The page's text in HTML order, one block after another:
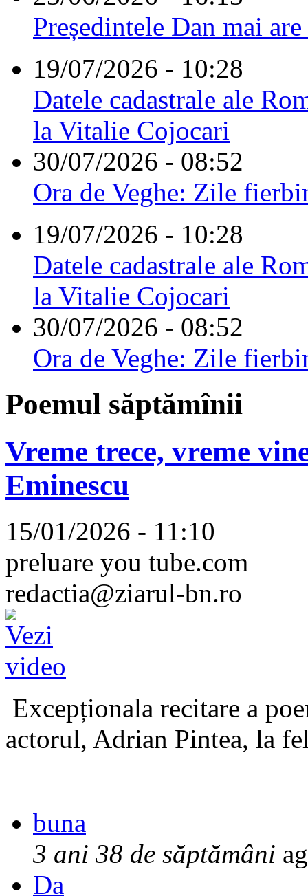
Președintele Dan mai
19/07/2026 - 10:28
Datele cadastrale ale
la Vitalie Cojocari
30/07/2026 - 08:52
Ora de Veghe: Zile
19/07/2026 - 10:28
Datele cadastrale ale
la Vitalie Cojocari
30/07/2026 - 08:52
Ora de Veghe: Zile
Poemul săptămînii
Vreme trece, vreme
Eminescu
15/01/2026 - 11:10
preluare you tube.com
redactia@ziarul-bn.ro
Excepționala recitare a
actorul, Adrian Pintea, la
buna
3 ani 38 de săptămâni
Da